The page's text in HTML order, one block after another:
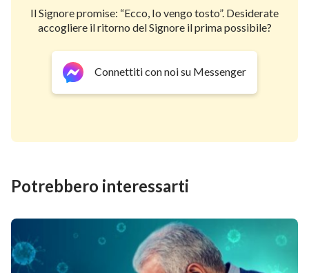
Il Signore promise: “Ecco, Io vengo tosto”. Desiderate
accogliere il ritorno del Signore il prima possibile?
Connettiti con noi su Messenger
Potrebbero interessarti